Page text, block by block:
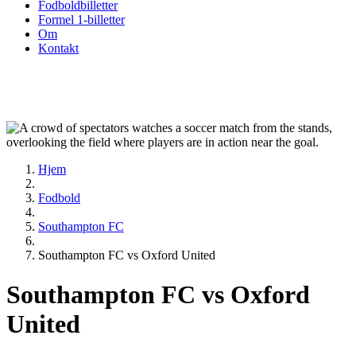
Fodboldbilletter
Formel 1-billetter
Om
Kontakt
Hjem
Fodbold
Southampton FC
Southampton FC vs Oxford United
Southampton FC vs Oxford
United